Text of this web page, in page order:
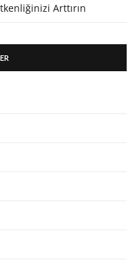
Arttırın